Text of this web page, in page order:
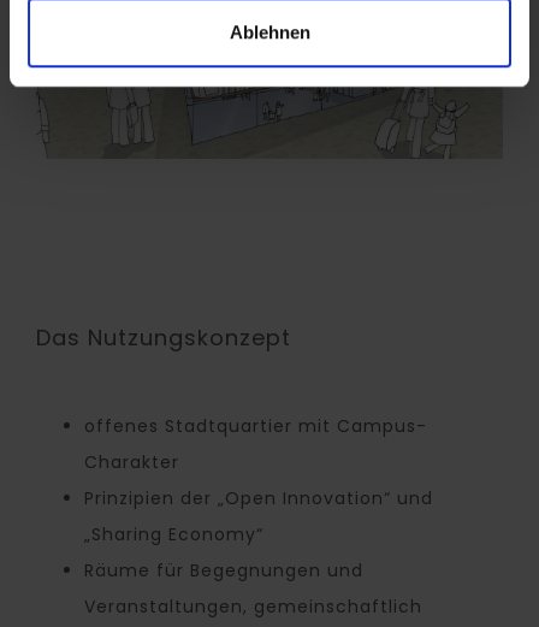
Ablehnen
Das Nutzungskonzept
offenes Stadtquartier mit Campus-
Charakter
Prinzipien der „Open Innovation“ und
„Sharing Economy“
Räume für Begegnungen und
Veranstaltungen, gemeinschaftlich